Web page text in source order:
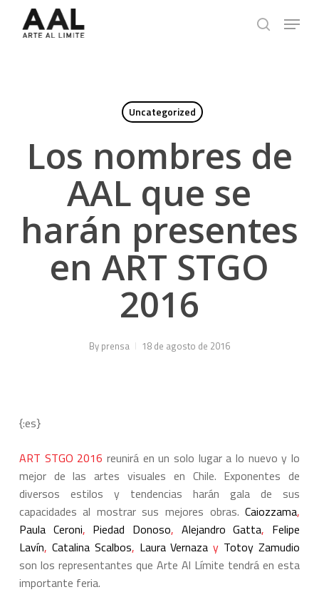
search
Menu
Uncategorized
Los nombres de
AAL que se
harán presentes
en ART STGO
2016
By prensa 18 de agosto de 2016
{:es}
ART STGO 2016 reunirá en un solo lugar a lo nuevo y lo
mejor de las artes visuales en Chile. Exponentes de
diversos estilos y tendencias harán gala de sus
capacidades al mostrar sus mejores obras.Caiozzama,
Paula Ceroni, Piedad Donoso, Alejandro Gatta, Felipe
Lavín, Catalina Scalbos, Laura Vernaza y Totoy Zamudio
son los representantes que Arte Al Límite tendrá en esta
importante feria.